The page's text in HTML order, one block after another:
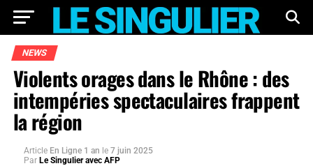
NEWS
Violents orages dans le Rhône : des
intempéries spectaculaires frappent
la région
Article En Ligne 1 an le 7 juin 2025
Par Le Singulier avec AFP